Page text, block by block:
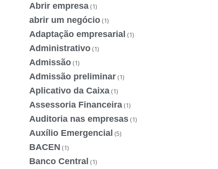
Abrir empresa (1)
abrir um negócio (1)
Adaptação empresarial (1)
Administrativo (1)
Admissão (1)
Admissão preliminar (1)
Aplicativo da Caixa (1)
Assessoria Financeira (1)
Auditoria nas empresas (1)
Auxílio Emergencial (5)
BACEN (1)
Banco Central (1)